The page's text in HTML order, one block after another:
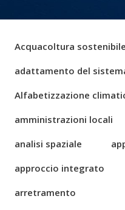
Acquacoltura sostenibile
adattamento del
Alfabetizzazione
amministrazioni locali
analisi spaziale
approccio integrato
arretramento